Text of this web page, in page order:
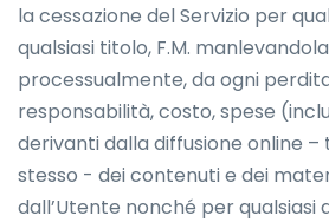
la cessazione del Servizio per
qualsiasi titolo, F.M.
processualmente, da ogni
responsabilità, costo, spese
derivanti dalla diffusione online –
stesso - dei contenuti e dei
dall’Utente nonché per qualsiasi